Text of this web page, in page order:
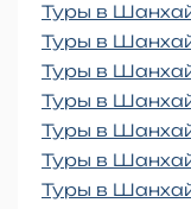
Туры в
Туры в
Туры в
Туры в
Туры в
Туры в
Туры в